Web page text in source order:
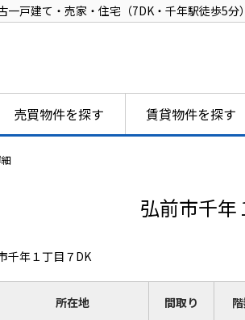
一戸建て・売家・住宅（7DK・千年駅徒歩5分
売買物件を探す 賃貸物件を探す
弘前市千年
千年１丁目７DK
所在地 間取り